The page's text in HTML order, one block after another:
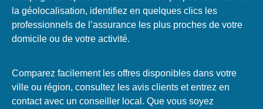
la géolocalisation, identifiez en quelques clics les
professionnels de l’assurance les plus proches de votre
domicile ou de votre activité.
Comparez facilement les offres disponibles dans votre
ville ou région, consultez les avis clients et entrez en
contact avec un conseiller local. Que vous soyez